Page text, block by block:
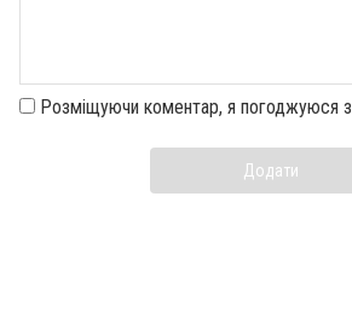
Розміщуючи коментар, я погоджуюся з
Додати